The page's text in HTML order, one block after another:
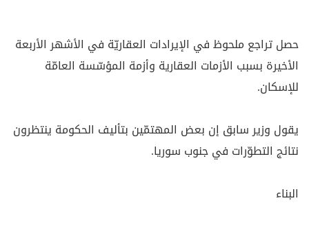
حصل تراجع ملحوظ في الإيرادات العقاريّة في الأشهر الأربعة
الأخيرة بسبب الأزمات العقارية وأزمة المؤسّسة ‏العامّة
للإسكان‎.
يقول وزير سابق إن بعض المهتمّين بتأليف الحكومة ينتظرون
نتائج التطوّرات في جنوب سوريا‎.‎
البناء‎